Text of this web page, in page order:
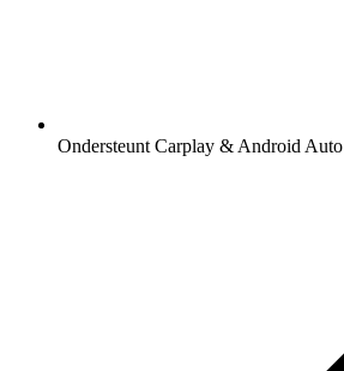
Ondersteunt Carplay & Android Auto